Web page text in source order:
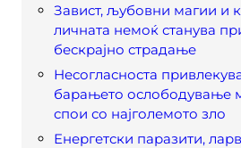
Завист, љубовни магии и
личната немоќ станува
бескрајно страдање
Несогласноста
барањето ослободување
спои со најголемото зло
Енергетски паразити,